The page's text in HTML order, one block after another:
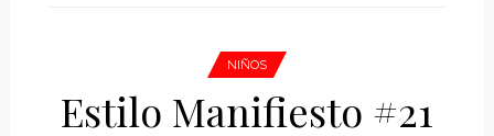
NIÑOS
Estilo Manifiesto #21